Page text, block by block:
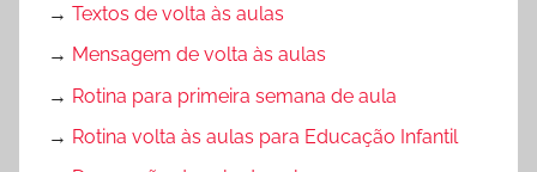
→ Textos de volta às aulas
→ Mensagem de volta às aulas
→ Rotina para primeira semana de aula
→ Rotina volta às aulas para Educação Infantil